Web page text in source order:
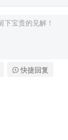
快捷回复